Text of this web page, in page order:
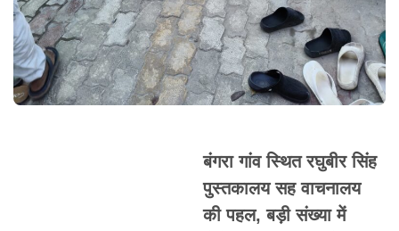
बंगरा गांव स्थित रघुबीर सिंह
पुस्तकालय सह वाचनालय
की पहल, बड़ी संख्या में